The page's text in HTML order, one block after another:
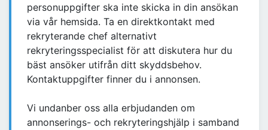
personuppgifter ska inte skicka in din ansökan
via vår hemsida. Ta en direktkontakt med
rekryterande chef alternativt
rekryteringsspecialist för att diskutera hur du
bäst ansöker utifrån ditt skyddsbehov.
Kontaktuppgifter finner du i annonsen.
Vi undanber oss alla erbjudanden om
annonserings- och rekryteringshjälp i samband